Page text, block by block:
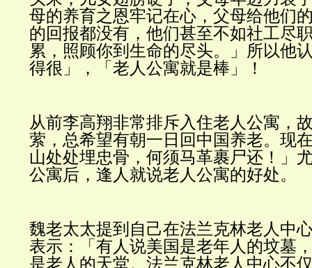
母的养育之恩牢记在心，父母给他们
的回报都没有，他们甚至不如社工尽
累，照顾你到生命的尽头。」所以他
得很」，「老人公寓就是棒」！
从前李高翔非常排斥入住老人公寓，
萦，总希望有朝一日回中国养老。现
山处处埋忠骨，何须马革裹尸还！」
公寓后，逢人就说老人公寓的好处。
魏老太太提到自己在法兰克林老人中
表示：「有人说美国是老年人的坟墓
是老人的天堂。法兰克林老人中心不